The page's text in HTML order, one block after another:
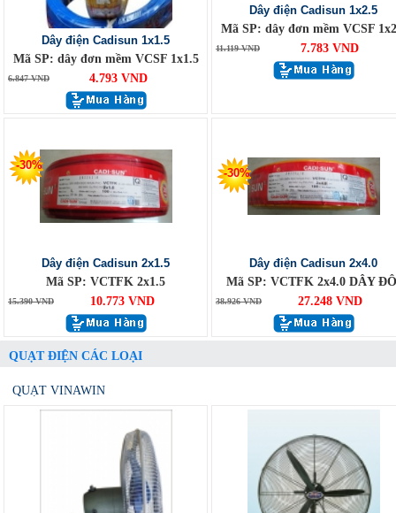
Dây điện Cadisun 1x1.5
Mã SP: dây đơn mềm VCSF 1x1.5
6.847 VND 4.793 VND
Dây điện Cadisun 1x2.5
Mã SP: dây đơn mềm VCSF
11.119 VND 7.783 VND
-30%
Dây điện Cadisun 2x1.5
Mã SP: VCTFK 2x1.5
15.390 VND 10.773 VND
-30%
Dây điện Cadisun 2x4.0
Mã SP: VCTFK 2x4.0 DÂY
38.926 VND 27.248 VND
QUẠT ĐIỆN CÁC LOẠI
QUẠT VINAWIN